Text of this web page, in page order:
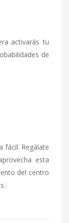
activarás tu
de
fácil. Regálate
esta
del centro